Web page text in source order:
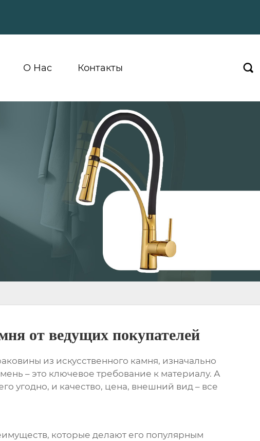
О Hас Контакты 
от ведущих покупателей
из искусственного камня, изначально
– это ключевое требование к материалу. А
угодно, и качество, цена, внешний вид – все
которые делают его популярным